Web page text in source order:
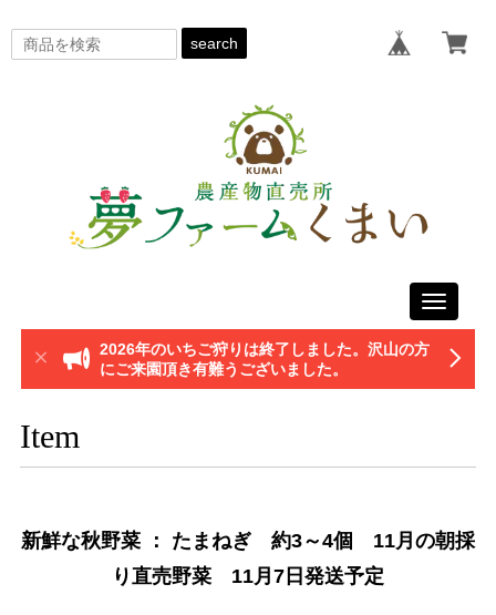
search
Toggle
2026年のいちご狩りは終了しました。沢山の方
にご来園頂き有難うございました。
Item
新鮮な秋野菜 ： たまねぎ 約3～4個 11月の朝採
り直売野菜 11月7日発送予定